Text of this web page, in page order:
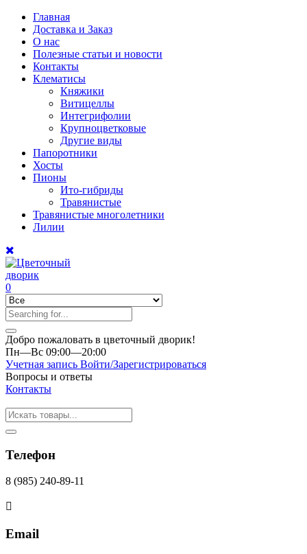
Главная
Доставка и Заказ
О нас
Полезные статьи и новости
Контакты
Клематисы
Княжики
Витицеллы
Интегрифолии
Крупноцветковые
Другие виды
Папоротники
Хосты
Пионы
Ито-гибриды
Травянистые
Травянистые многолетники
Лилии
0
Добро пожаловать в цветочный дворик!
Пн—Вс 09:00—20:00
Учетная запись Войти/Зарегистрироваться
Вопросы и ответы
Контакты
Телефон
8 (985) 240-89-11
Email